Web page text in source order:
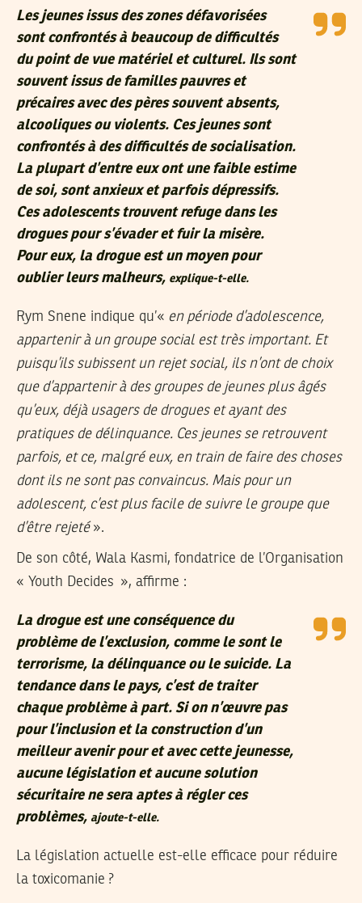
Les jeunes issus des zones défavorisées
sont confrontés à beaucoup de difficultés
du point de vue matériel et culturel. Ils sont
souvent issus de familles pauvres et
précaires avec des pères souvent absents,
alcooliques ou violents. Ces jeunes sont
confrontés à des difficultés de socialisation.
La plupart d’entre eux ont une faible estime
de soi, sont anxieux et parfois dépressifs.
Ces adolescents trouvent refuge dans les
drogues pour s’évader et fuir la misère.
Pour eux, la drogue est un moyen pour
oublier leurs malheurs, explique-t-elle.
Rym Snene indique qu’« en période d’adolescence,
appartenir à un groupe social est très important. Et
puisqu’ils subissent un rejet social, ils n’ont de choix
que d’appartenir à des groupes de jeunes plus âgés
qu’eux, déjà usagers de drogues et ayant des
pratiques de délinquance. Ces jeunes se retrouvent
parfois, et ce, malgré eux, en train de faire des choses
dont ils ne sont pas convaincus. Mais pour un
adolescent, c’est plus facile de suivre le groupe que
d’être rejeté».
De son côté, Wala Kasmi, fondatrice de l’Organisation
« Youth Decides », affirme :
La drogue est une conséquence du
problème de l’exclusion, comme le sont le
terrorisme, la délinquance ou le suicide. La
tendance dans le pays, c’est de traiter
chaque problème à part. Si on n’œuvre pas
pour l’inclusion et la construction d’un
meilleur avenir pour et avec cette jeunesse,
aucune législation et aucune solution
sécuritaire ne sera aptes à régler ces
problèmes, ajoute-t-elle.
La législation actuelle est-elle efficace pour réduire
la toxicomanie ?